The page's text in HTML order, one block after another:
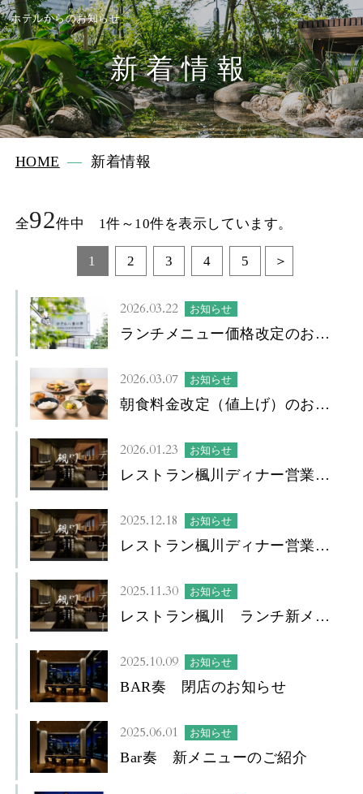
ホテルからのお知らせ
新着情報
HOME 新着情報
全92件中 1件～10件を表示しています。
1 2 3 4 5
2026.03.22 お知らせ
ランチメニュー価格改定のお知
2026.03.07 お知らせ
朝食料金改定（値上げ）のお知
2026.01.23 お知らせ
レストラン楓川ディナー営業に
2025.12.18 お知らせ
レストラン楓川ディナー営業再
2025.11.30 お知らせ
レストラン楓川 ランチ新メニ
2025.10.09 お知らせ
BAR奏 閉店のお知らせ
2025.06.01 お知らせ
Bar奏 新メニューのご紹介